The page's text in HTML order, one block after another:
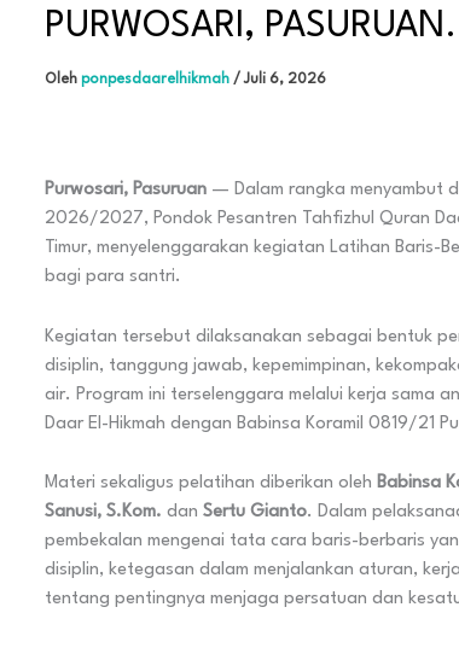
PURWOSARI, PASURUAN.
Oleh ponpesdaarelhikmah /Juli 6, 2026
Purwosari, Pasuruan — Dalam rangka menyambut
2026/2027, Pondok Pesantren Tahfizhul Quran
Timur, menyelenggarakan kegiatan Latihan Baris-
bagi para santri.
Kegiatan tersebut dilaksanakan sebagai bentuk
disiplin, tanggung jawab, kepemimpinan,
air. Program ini terselenggara melalui kerja sama
Daar El-Hikmah dengan Babinsa Koramil 0819/21
Materi sekaligus pelatihan diberikan oleh Babinsa
Sanusi, S.Kom. dan Sertu Gianto. Dalam
pembekalan mengenai tata cara baris-berbaris
disiplin, ketegasan dalam menjalankan aturan,
tentang pentingnya menjaga persatuan dan